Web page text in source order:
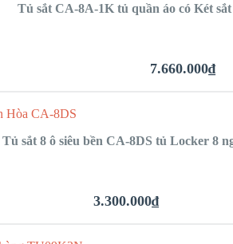
Tủ sắt CA-8A-1K tủ quần áo có Két
7.660.000₫
Tủ sắt 8 ô siêu bền CA-8DS tủ Locker 8
3.300.000₫